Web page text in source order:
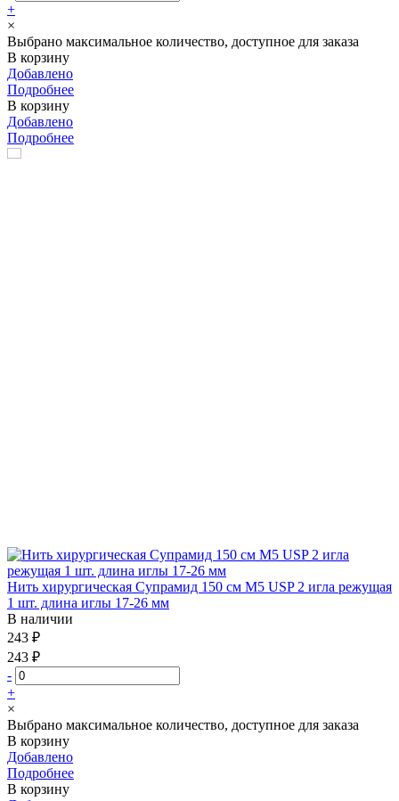
+
×
Выбрано максимальное количество, доступное для заказа
В корзину
Добавлено
Подробнее
В корзину
Добавлено
Подробнее
Нить хирургическая Супрамид 150 см М5 USP 2 игла режущая
1 шт. длина иглы 17-26 мм
В наличии
243 ₽
243 ₽
-
+
×
Выбрано максимальное количество, доступное для заказа
В корзину
Добавлено
Подробнее
В корзину